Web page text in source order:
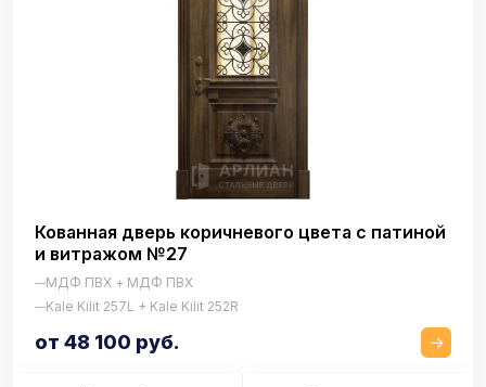
Кованная дверь коричневого цвета с патиной
и витражом №27
МДФ ПВХ + МДФ ПВХ
Kale Kilit 257L + Kale Kilit 252R
от 48 100 руб.